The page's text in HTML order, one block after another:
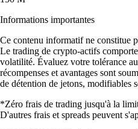
Informations importantes
Ce contenu informatif ne constitue
Le trading de crypto-actifs
volatilité. Évaluez votre tolérance
récompenses et avantages sont
de détention de jetons, modifiables
*Zéro frais de trading jusqu'à la
D'autres frais et spreads peuvent